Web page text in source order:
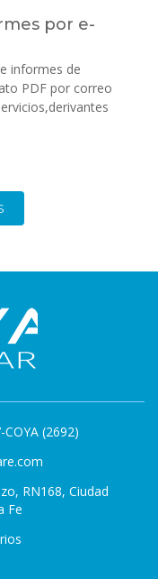
por e-
informes de
PDF por correo
(2692)
RN168, Ciudad
Fe